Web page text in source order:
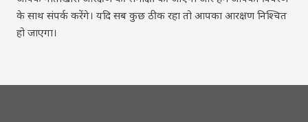
के साथ संपर्क करेंगे। यदि सब कुछ ठीक रहा तो आपका आरक्षण निश्चित
हो जाएगा।